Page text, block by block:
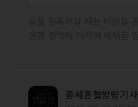
중세혼혈방랑기사